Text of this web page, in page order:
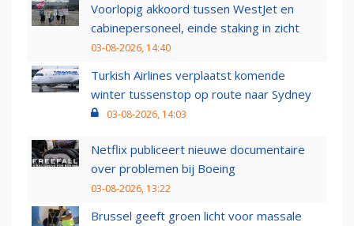
Voorlopig akkoord tussen WestJet en
cabinepersoneel, einde staking in zicht
03-08-2026, 14:40
Turkish Airlines verplaatst komende
winter tussenstop op route naar Sydney
03-08-2026, 14:03
Netflix publiceert nieuwe documentaire
over problemen bij Boeing
03-08-2026, 13:22
Brussel geeft groen licht voor massale